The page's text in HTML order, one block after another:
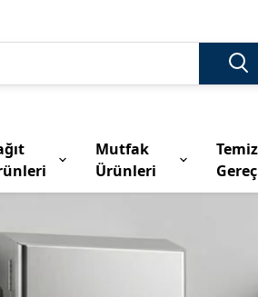
Mutfak
Ürünleri